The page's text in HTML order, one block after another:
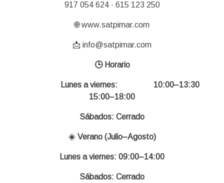
917 054 624 · 615 123 250
🌐 www.satpimar.com
📩 info@satpimar.com
🕒 Horario
Lunes a viernes: 10:00–13:30
15:00–18:00
Sábados: Cerrado
☀️ Verano (Julio–Agosto)
Lunes a viernes: 09:00–14:00
Sábados: Cerrado